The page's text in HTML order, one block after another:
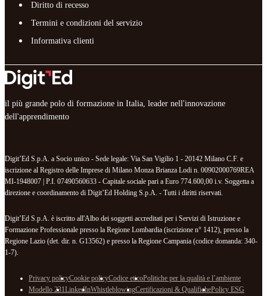
Diritto di recesso
Termini e condizioni del servizio
Informativa clienti
il più grande polo di formazione in Italia, leader nell'innovazione
dell'apprendimento
Digit’Ed S.p.A. a Socio unico - Sede legale: Via San Vigilio 1 - 20142 Milano C.F. e
iscrizione al Registro delle Imprese di Milano Monza Brianza Lodi n. 00902000769REA
MI-1948007 | P.I. 07490560633 - Capitale sociale pari a Euro 774.600,00 i.v. Soggetta a
direzione e coordinamento di Digit’Ed Holding S.p.A. - Tutti i diritti riservati.
Digit’Ed S.p.A. è iscritto all'Albo dei soggetti accreditati per i Servizi di Istruzione e
Formazione Professionale presso la Regione Lombardia (iscrizione n° 1412), presso la
Regione Lazio (det. dir. n. G13562) e presso la Regione Campania (codice domanda: 340-
1-7).
Privacy policyCookie policyCodice eticoPolitiche per la qualità e l’ambiente
Modello 231LinkedInWhistleblowingCertificazioni & QualifichePolicy ESG